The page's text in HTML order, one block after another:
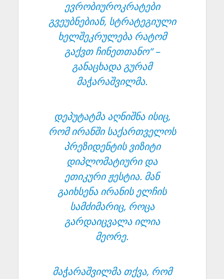
ევრობიუროკრატები
გვეუბნებიან, სტრატეგიული
ხელშეკრულება რატომ
გაქვთ ჩინეთთანო“ –
განაცხადა გურამ
მაჭარაშვილმა.
დეპუტატმა აღნიშნა ისიც,
რომ ირანში საქართველოს
პრეზიდენტის ვიზიტი
დიპლომატიური და
ეთიკური ჟესტია. მან
გაიხსენა ირანის ელჩის
სამძიმარიც, როცა
გარდაიცვალა ილია
მეორე.
მაჭარაშვილმა თქვა, რომ